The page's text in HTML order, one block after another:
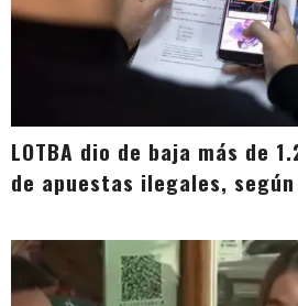
LOTBA dio de baja más de
de apuestas ilegales,